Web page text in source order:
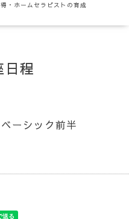
・ホームセラピストの育成
日程
ーシック前半